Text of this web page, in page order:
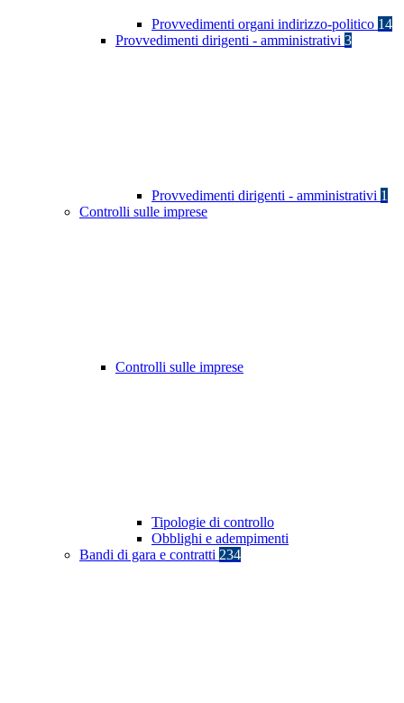
Provvedimenti organi indirizzo-politico 14
Provvedimenti dirigenti - amministrativi 3
Provvedimenti dirigenti - amministrativi 1
Controlli sulle imprese
Controlli sulle imprese
Tipologie di controllo
Obblighi e adempimenti
Bandi di gara e contratti 234